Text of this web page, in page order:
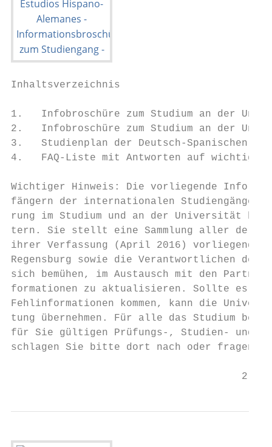
Inhaltsverzeichnis
1.   Infobroschüre zum Studium an der
2.   Infobroschüre zum Studium an der
3.   Studienplan der Deutsch-Spanischen
4.   FAQ-Liste mit Antworten auf wichtige
Wichtiger Hinweis: Die vorliegende
fängern der internationalen Studiengänge
rung im Studium und an der Universität
tern. Sie stellt eine Sammlung aller der
ihrer Verfassung (April 2016)
Regensburg sowie die Verantwortlichen der
sich bemühen, im Austausch mit den
formationen zu aktualisieren. Sollte es
Fehlinformationen kommen, kann die
tung übernehmen. Für alle das Studium
für Sie gültigen Prüfungs-, Studien- und
schlagen Sie bitte dort nach oder fragen
                                      2